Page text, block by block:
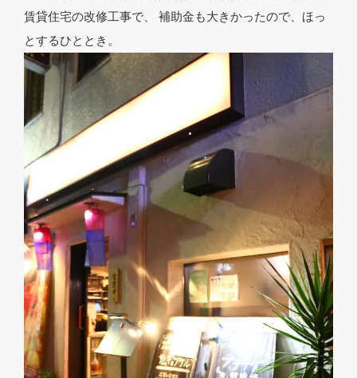
賃貸住宅の改修工事で、 補助金も大きかったので、ほっ
とするひととき。